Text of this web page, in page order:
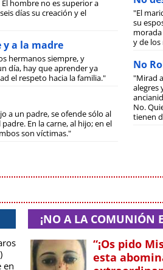
hombre no es superior a
días su creación y el
y a la madre
hermanos siempre, y
día, hay que aprender ya
el respeto hacia la familia."
a un padre, se ofende sólo al
En la carne, al hijo; en el
son víctimas."
"El
su
y de los
No
"Mirad
alegres
No.
tienen
en
¡NO A LA COMUNIÓN
“¡Os pido
esta